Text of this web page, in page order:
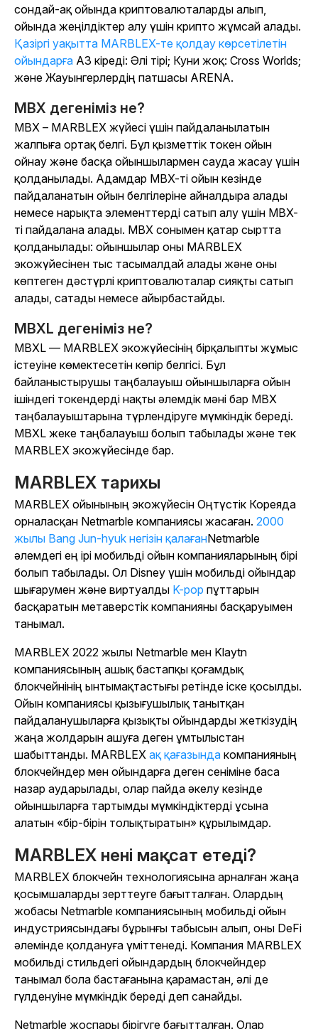
сондай-ақ ойында криптовалюталарды алып,
ойында жеңілдіктер алу үшін крипто жұмсай алады.
Қазіргі уақытта MARBLEX-те қолдау көрсетілетін
ойындарға A3 кіреді: Әлі тірі; Куни жоқ: Cross Worlds;
және Жауынгерлердің патшасы ARENA.
MBX дегеніміз не?
MBX – MARBLEX жүйесі үшін пайдаланылатын
жалпыға ортақ белгі. Бұл қызметтік токен ойын
ойнау және басқа ойыншылармен сауда жасау үшін
қолданылады. Адамдар MBX-ті ойын кезінде
пайдаланатын ойын белгілеріне айналдыра алады
немесе нарықта элементтерді сатып алу үшін MBX-
ті пайдалана алады. MBX сонымен қатар сыртта
қолданылады: ойыншылар оны MARBLEX
экожүйесінен тыс тасымалдай алады және оны
көптеген дәстүрлі криптовалюталар сияқты сатып
алады, сатады немесе айырбастайды.
MBXL дегеніміз не?
MBXL — MARBLEX экожүйесінің бірқалыпты жұмыс
істеуіне көмектесетін көпір белгісі. Бұл
байланыстырушы таңбалауыш ойыншыларға ойын
ішіндегі токендерді нақты әлемдік мәні бар MBX
таңбалауыштарына түрлендіруге мүмкіндік береді.
MBXL жеке таңбалауыш болып табылады және тек
MARBLEX экожүйесінде бар.
MARBLEX тарихы
MARBLEX ойынының экожүйесін Оңтүстік Кореяда
орналасқан Netmarble компаниясы жасаған. 2000
жылы Bang Jun-hyuk негізін қалағанNetmarble
әлемдегі ең ірі мобильді ойын компанияларының бірі
болып табылады. Ол Disney үшін мобильді ойындар
шығарумен және виртуалды K-pop пұттарын
басқаратын метаверстік компанияны басқаруымен
танымал.
MARBLEX 2022 жылы Netmarble мен Klaytn
компаниясының ашық бастапқы қоғамдық
блокчейнінің ынтымақтастығы ретінде іске қосылды.
Ойын компаниясы қызығушылық танытқан
пайдаланушыларға қызықты ойындарды жеткізудің
жаңа жолдарын ашуға деген ұмтылыстан
шабыттанды. MARBLEX ақ қағазында компанияның
блокчейндер мен ойындарға деген сеніміне баса
назар аударылады, олар пайда әкелу кезінде
ойыншыларға тартымды мүмкіндіктерді ұсына
алатын «бір-бірін толықтыратын» құрылымдар.
MARBLEX нені мақсат етеді?
MARBLEX блокчейн технологиясына арналған жаңа
қосымшаларды зерттеуге бағытталған. Олардың
жобасы Netmarble компаниясының мобильді ойын
индустриясындағы бұрынғы табысын алып, оны DeFi
әлемінде қолдануға үміттенеді. Компания MARBLEX
мобильді стильдегі ойындардың блокчейндер
танымал бола бастағанына қарамастан, әлі де
гүлденуіне мүмкіндік береді деп санайды.
Netmarble жоспары бірігуге бағытталған. Олар